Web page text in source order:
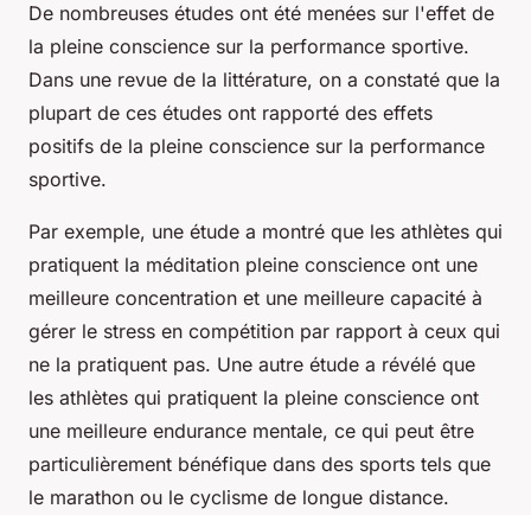
De nombreuses études ont été menées sur l'effet de
la pleine conscience sur la performance sportive.
Dans une revue de la littérature, on a constaté que la
plupart de ces études ont rapporté des effets
positifs de la pleine conscience sur la performance
sportive.
Par exemple, une étude a montré que les athlètes qui
pratiquent la méditation pleine conscience ont une
meilleure concentration et une meilleure capacité à
gérer le stress en compétition par rapport à ceux qui
ne la pratiquent pas. Une autre étude a révélé que
les athlètes qui pratiquent la pleine conscience ont
une meilleure endurance mentale, ce qui peut être
particulièrement bénéfique dans des sports tels que
le marathon ou le cyclisme de longue distance.